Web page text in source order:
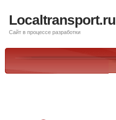
Localtransport.ru
Сайт в процессе разработки